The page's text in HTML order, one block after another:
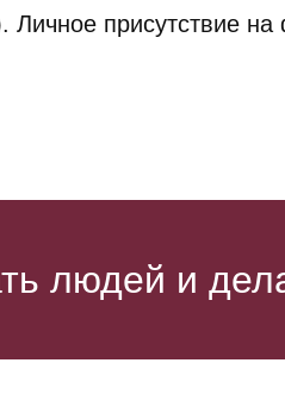
присутствие
людей и